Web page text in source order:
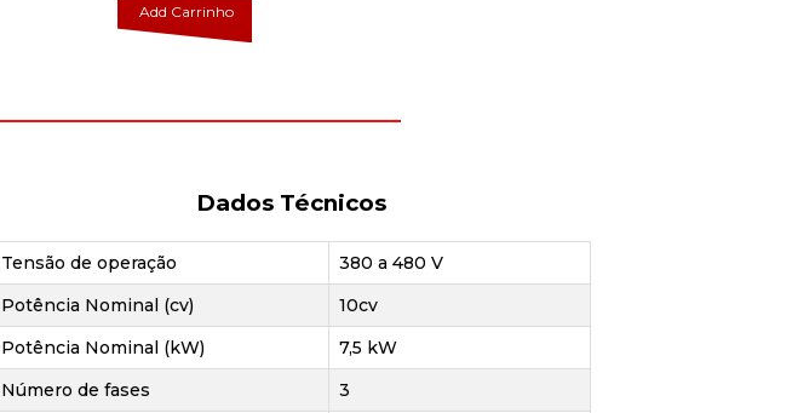
Add Carrinho
Dados Técnicos
Tensão de operação
380 a 480 V
Potência Nominal (cv)
10cv
Potência Nominal (kW)
7,5 kW
Número de fases
3